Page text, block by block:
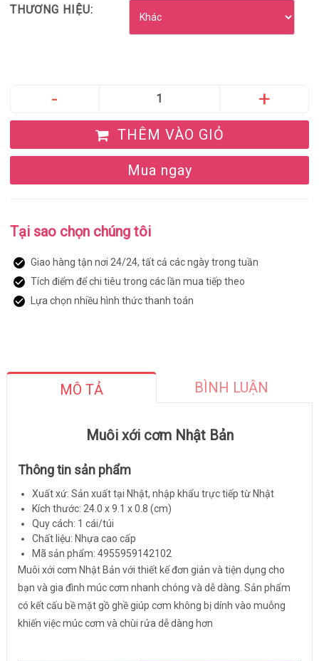
THƯƠNG HIỆU:
THÊM VÀO GIỎ
Mua ngay
Tại sao chọn chúng tôi
Giao hàng tận nơi 24/24, tất cả các ngày trong tuần
Tích điểm để chi tiêu trong các lần mua tiếp theo
Lựa chọn nhiều hình thức thanh toán
MÔ TẢ BÌNH LUẬN
Muôi xới cơm Nhật Bản
Thông tin sản phẩm
Xuất xứ: Sản xuất tại Nhật, nhập khẩu trực tiếp từ Nhật
Kích thước: 24.0 x 9.1 x 0.8 (cm)
Quy cách: 1 cái/túi
Chất liệu: Nhựa cao cấp
Mã sản phẩm: 4955959142102
Muôi xới cơm Nhật Bản với thiết kế đơn giản và tiện dụng cho
bạn và gia đình múc cơm nhanh chóng và dễ dàng. Sản phẩm
có kết cấu bề mặt gồ ghề giúp cơm không bị dính vào muỗng
khiến việc múc cơm và chùi rửa dễ dàng hơn